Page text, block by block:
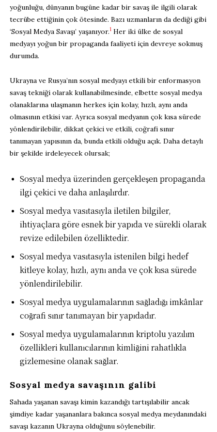
yoğunluğu, dünyanın bugüne kadar bir savaş ile ilgili olarak
tecrübe ettiğinin çok ötesinde. Bazı uzmanların da dediği gibi
‘Sosyal Medya Savaşı’ yaşanıyor.1 Her iki ülke de sosyal
medyayı yoğun bir propaganda faaliyeti için devreye sokmuş
durumda.
Ukrayna ve Rusya’nın sosyal medyayı etkili bir enformasyon
savaş tekniği olarak kullanabilmesinde, elbette sosyal medya
olanaklarına ulaşmanın herkes için kolay, hızlı, aynı anda
olmasının etkisi var. Ayrıca sosyal medyanın çok kısa sürede
yönlendirilebilir, dikkat çekici ve etkili, coğrafi sınır
tanımayan yapısının da, bunda etkili olduğu açık. Daha detaylı
bir şekilde irdeleyecek olursak;
Sosyal medya üzerinden gerçekleşen propaganda
ilgi çekici ve daha anlaşılırdır.
Sosyal medya vasıtasıyla iletilen bilgiler,
ihtiyaçlara göre esnek bir yapıda ve sürekli olarak
revize edilebilen özelliktedir.
Sosyal medya vasıtasıyla istenilen bilgi hedef
kitleye kolay, hızlı, aynı anda ve çok kısa sürede
yönlendirilebilir.
Sosyal medya uygulamalarının sağladığı imkânlar
coğrafi sınır tanımayan bir yapıdadır.
Sosyal medya uygulamalarının kriptolu yazılım
özellikleri kullanıcılarının kimliğini rahatlıkla
gizlemesine olanak sağlar.
Sosyal medya savaşının galibi
Sahada yaşanan savaşı kimin kazandığı tartışılabilir ancak
şimdiye kadar yaşananlara bakınca sosyal medya meydanındaki
savaşı kazanın Ukrayna olduğunu söylenebilir.